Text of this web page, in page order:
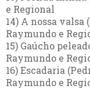
e Regional
14) A nossa valsa
Raymundo e
15) Gaúcho
Raymundo e
16) Escadaria
Raymundo e